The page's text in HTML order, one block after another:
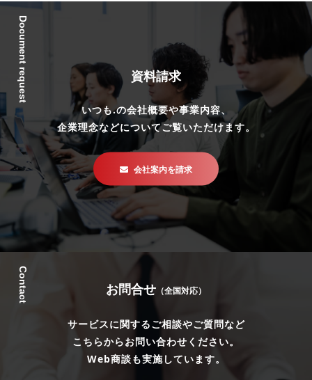
Document request 資料請求
いつも.の会社概要や事業内容、
企業理念などについてご覧いただけます。
会社案内を請求
Contact お問合せ （全国対応）
サービスに関するご相談やご質問など
こちらからお問い合わせください。
Web商談も実施しています。